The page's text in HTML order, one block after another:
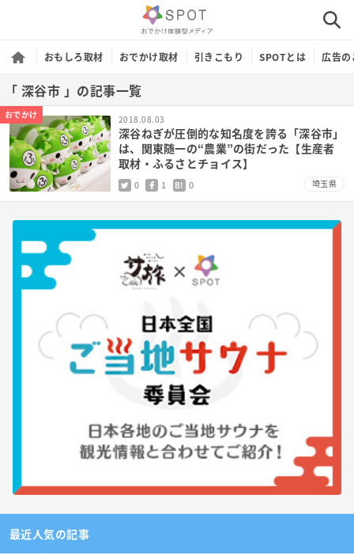
おもしろ取材 おでかけ取材 引きこもり SPOTとは 広告
「 深谷市 」の記事一覧
おでかけ 2018.08.03
深谷ねぎが圧倒的な知名度を誇る「深谷市」
は、関東随一の“農業”の街だった【生産者
取材・ふるさとチョイス】
0 1 B! 0 埼玉県
最近人気の記事